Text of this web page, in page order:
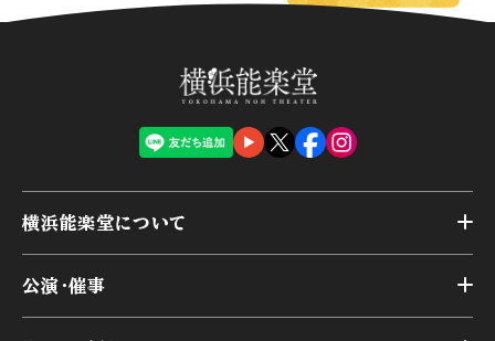
横浜能楽堂について
公演・催事